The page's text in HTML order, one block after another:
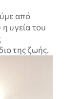
από
υγεία του
της ζωής.